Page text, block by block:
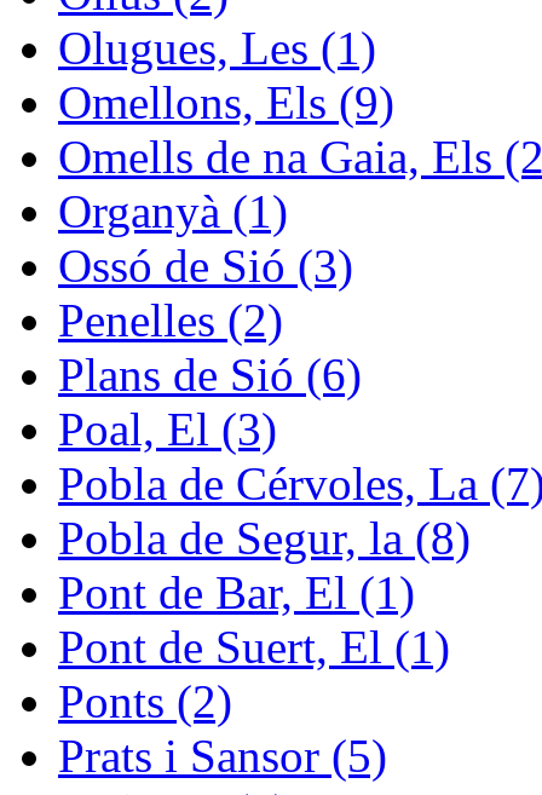
Olugues, Les (1)
Omellons, Els (9)
Omells de na Gaia, Els
Organyà (1)
Ossó de Sió (3)
Penelles (2)
Plans de Sió (6)
Poal, El (3)
Pobla de Cérvoles, La
Pobla de Segur, la (8)
Pont de Bar, El (1)
Pont de Suert, El (1)
Ponts (2)
Prats i Sansor (5)